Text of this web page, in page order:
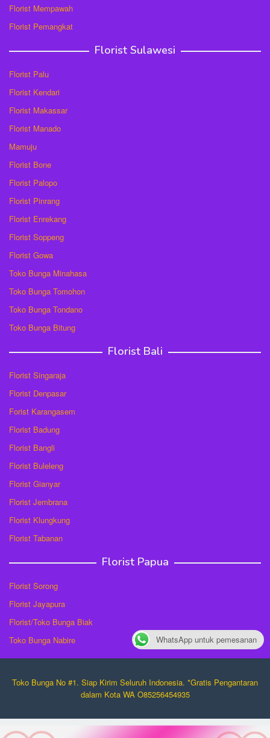
Florist Mempawah
Florist Pemangkat
Florist Sulawesi
Florist Palu
Florist Kendari
Florist Makassar
Florist Manado
Mamuju
Florist Bone
Florist Palopo
Florist Pinrang
Florist Enrekang
Florist Soppeng
Florist Gowa
Toko Bunga Minahasa
Toko Bunga Tomohon
Toko Bunga Tondano
Toko Bunga Bitung
Florist Bali
Florist Singaraja
Florist Denpasar
Forist Karangasem
Florist Badung
Florist Bangli
Florist Buleleng
Florist Gianyar
Florist Jembrana
Florist Klungkung
Florist Tabanan
Florist Papua
Florist Sorong
Florist Jayapura
Florist/Toko Bunga Biak
Toko Bunga Nabire
Toko Bunga No #1. Siap Kirim Seluruh Indonesia. *Gratis Pengantaran
dalam Kota WA O85256454935
WhatsApp untuk pemesanan